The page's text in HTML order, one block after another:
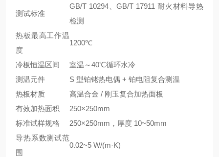
测试标准
GB/T 10294、GB/T 17911 耐火材料导热
检测
热板最高工作温
度
1200℃
冷板恒温区间
室温～40℃循环水冷
测温元件
S 型铂铑热电偶 + 铂电阻复合测温
热板材质
高温合金 / 刚玉复合加热面板
有效加热面积
250×250mm
标准试样规格
250×250mm，厚度 10~50mm
导热系数测试范
围
0.02~5 W/(m·K)